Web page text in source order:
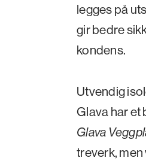
legges på
gir bedre
kondens.
Utvendig
Glava har et
Glava
treverk,